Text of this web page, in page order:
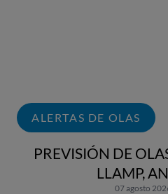
ALERTAS DE OLAS
PREVISIÓN DE
LLAMP,
07 agosto